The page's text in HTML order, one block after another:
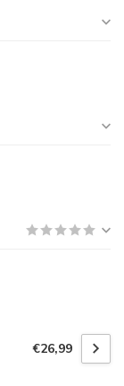
€26,99